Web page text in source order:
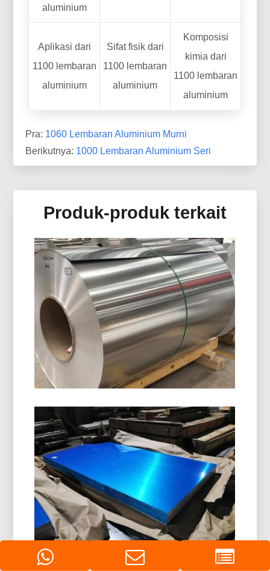
aluminium
Aplikasi dari
1100 lembaran
aluminium
Sifat fisik dari
1100 lembaran
aluminium
Komposisi
kimia dari
1100 lembaran
aluminium
Pra: 1060 Lembaran Aluminium Murni
Berikutnya: 1000 Lembaran Aluminium Seri
Produk-produk terkait
8011 Kumparan Penutup
Aluminium H14
8011 Kumparan Penutup Aluminium H14 dirancang
khusus untuk pembuatan tutup botol, tutup ROPP,
tutup sekrup, dan penutupan minuman. Ini
menawarkan kemampuan bentuk yang sangat
baik, tahan korosi, dan kualitas permukaan yang
unggul.